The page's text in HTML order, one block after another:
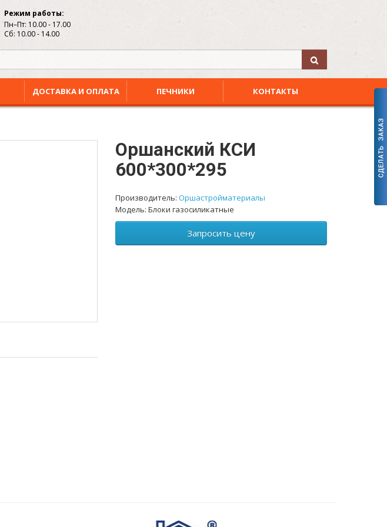
Режим работы:
Пн–Пт: 10.00 - 17.00
Сб: 10.00 - 14.00
ДОСТАВКА И ОПЛАТА ПЕЧНИКИ КОНТАКТЫ
Оршанский КСИ
600*300*295
Производитель: Оршастройматериалы
Модель: Блоки газосиликатные
Запросить цену